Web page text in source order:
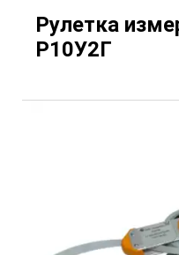
Рулетка
Р10У2Г